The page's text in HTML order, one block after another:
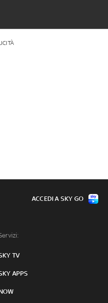
TV
APPS
ACCEDI A SKY GO